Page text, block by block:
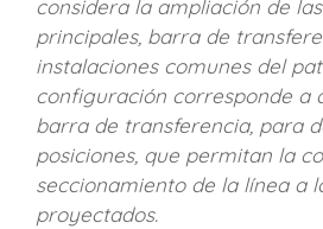
considera la ampliación de
principales, barra de
instalaciones comunes del
configuración corresponde a
barra de transferencia, para
posiciones, que permitan la
seccionamiento de la línea a
proyectados.